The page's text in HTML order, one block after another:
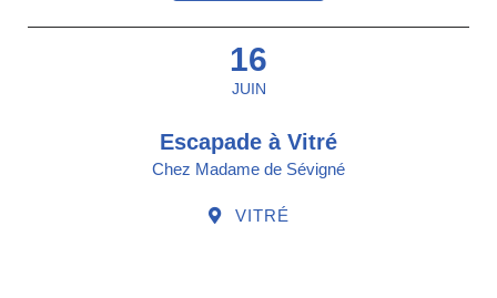
16
JUIN
Escapade à Vitré
Chez Madame de Sévigné
VITRÉ